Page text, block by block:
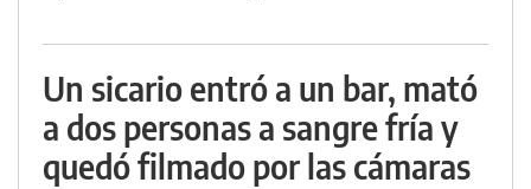
Un sicario entró a un bar, mató
a dos personas a sangre fría y
quedó filmado por las cámaras